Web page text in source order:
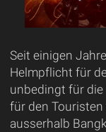
Seit einigen
Helmpflicht für
unbedingt für die
für den Touristen
ausserhalb